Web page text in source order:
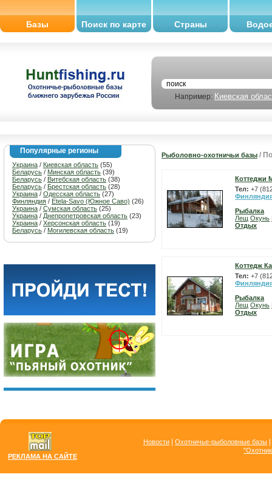
Базы Поиск по карте Страны
Например: Киевская
Популярные регионы
Украина / Киевская область (55)
Беларусь / Минская область (39)
Беларусь / Витебская область (38)
Беларусь / Брестская область (28)
Украина / Одесская область (27)
Финляндия / Etela-Savo (Южное Саво) (26)
Украина / Сумская область (25)
Украина / Днепропетровская область (23)
Украина / Херсонская область (19)
Беларусь / Могилевская область (19)
Рыболовно-охотничьи базы /
Коттеджи
Тел: +7
Рыбалка
Лещ Окунь
Отдых
Коттедж
Тел: +7
Рыбалка
Лещ Окунь
Отдых
РЕКЛАМА НА САЙТЕ
Новости Охотничье-рыболовные базы